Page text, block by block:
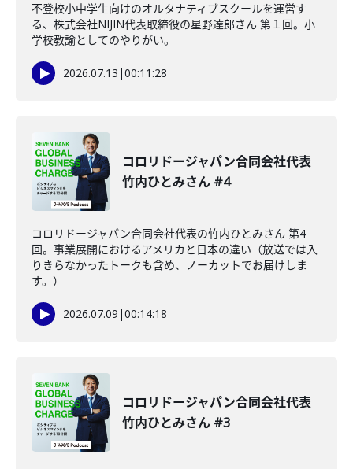
不登校小中学生向けのオルタナティブスクールを運営す
る、株式会社NIJIN代表取締役の星野達郎さん 第１回。小
学校教諭としてのやりがい。
2026.07.13 |00:11:28
コロリドージャパン合同会社代表
竹内ひとみさん #4
コロリドージャパン合同会社代表の竹内ひとみさん 第4
回。事業展開におけるアメリカと日本の違い（放送では入
りきらなかったトークも含め、ノーカットでお届けしま
す。）
2026.07.09 |00:14:18
コロリドージャパン合同会社代表
竹内ひとみさん #3